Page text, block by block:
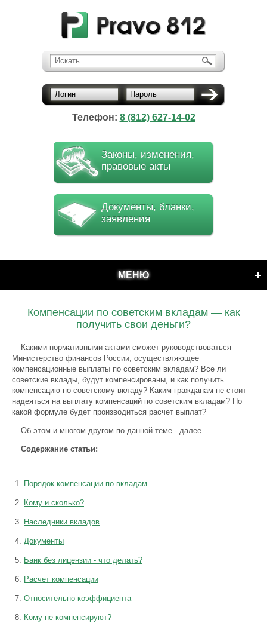
Искать...
Логин Пароль
Телефон: 8 (812) 627-14-02
Законы, изменения,
правовые акты
Документы, бланки,
заявления
МЕНЮ
Компенсации по советским вкладам — как
получить свои деньги?
Какими нормативными актами сможет руководствоваться
Министерство финансов России, осуществляющее
компенсационные выплаты по советским вкладам? Все ли
советские вклады, будут компенсированы, и как получить
компенсацию по советскому вкладу? Каким гражданам не стоит
надеяться на выплату компенсаций по советским вкладам? По
какой формуле будет производиться расчет выплат?
Об этом и многом другом по данной теме - далее.
Содержание статьи:
Порядок компенсации по вкладам
Кому и сколько?
Наследники вкладов
Документы
Банк без лицензии - что делать?
Расчет компенсации
Относительно коэффициента
Кому не компенсируют?